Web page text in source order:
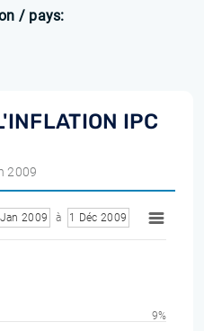
/ pays:
IPC
2009
2009 à 1 Déc 2009
9%